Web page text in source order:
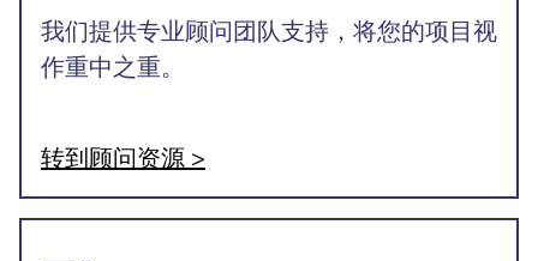
我们提供专业顾问团队支持，将您的项目视
作重中之重。
转到顾问资源 >